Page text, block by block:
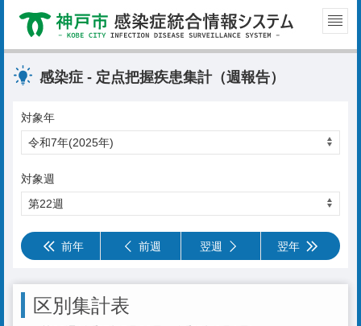
感染症 - 定点把握疾患集計（週報告）
対象年
対象週
前年 前週 翌週 翌年
区別集計表